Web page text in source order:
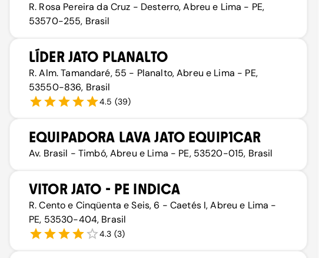
R. Rosa Pereira da Cruz - Desterro, Abreu e Lima - PE,
53570-255, Brasil
LÍDER JATO PLANALTO
R. Alm. Tamandaré, 55 - Planalto, Abreu e Lima - PE,
53550-836, Brasil
4.5 (39)
EQUIPADORA LAVA JATO EQUIP1CAR
Av. Brasil - Timbó, Abreu e Lima - PE, 53520-015, Brasil
VITOR JATO - PE INDICA
R. Cento e Cinqüenta e Seis, 6 - Caetés I, Abreu e Lima -
PE, 53530-404, Brasil
4.3 (3)